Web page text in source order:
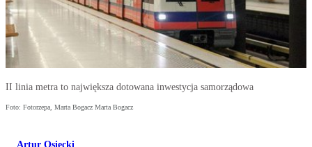
II linia metra to największa dotowana inwestycja samorządowa
Foto: Fotorzepa, Marta Bogacz Marta Bogacz
Artur Osiecki